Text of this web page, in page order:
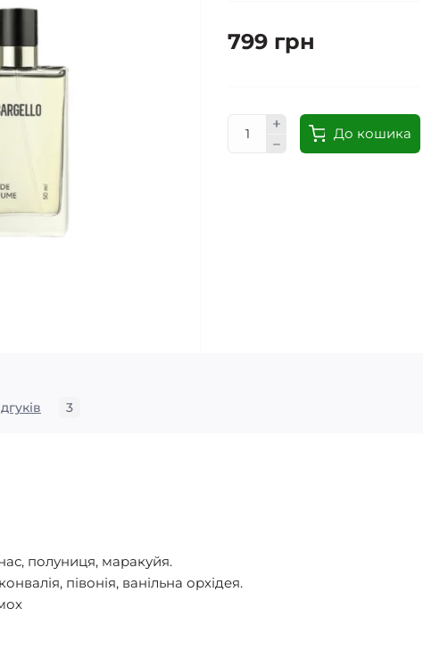
799 грн
До кошика
3
полуниця, маракуйя.
півонія, ванільна орхідея.